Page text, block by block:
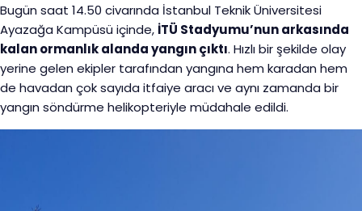
Bugün saat 14.50 civarında İstanbul Teknik Üniversitesi
Ayazağa Kampüsü içinde, İTÜ Stadyumu’nun arkasında
kalan ormanlık alanda yangın çıktı. Hızlı bir şekilde olay
yerine gelen ekipler tarafından yangına hem karadan hem
de havadan çok sayıda itfaiye aracı ve aynı zamanda bir
yangın söndürme helikopteriyle müdahale edildi.